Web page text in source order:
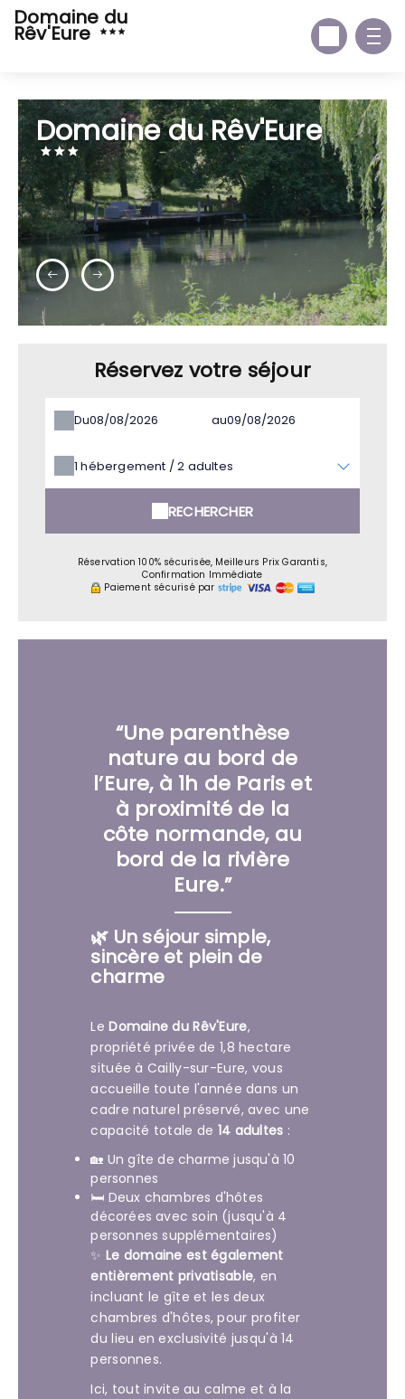
Domaine du
Rêv'Eure
Domaine du Rêv'Eure
Réservez votre séjour
Du au
1hébergement /2 adultes
RECHERCHER
Réservation 100% sécurisée, Meilleurs Prix Garantis,
Confirmation Immédiate
Paiement sécurisé par
“Une parenthèse
nature au bord de
l’Eure, à 1h de Paris et
à proximité de la
côte normande, au
bord de la rivière
Eure.”
🌿 Un séjour simple,
sincère et plein de
charme
LeDomaine du Rêv'Eure,
propriété privée de 1,8 hectare
située à Cailly-sur-Eure, vous
accueille toute l'année dans un
cadre naturel préservé, avec une
capacité totale de 14 adultes :
🏡 Un gîte de charme jusqu'à 10
personnes
🛏️ Deux chambres d'hôtes
décorées avec soin (jusqu'à 4
personnes supplémentaires)
✨ Le domaine est également
entièrement privatisable, en
incluant le gîte et les deux
chambres d'hôtes, pour profiter
du lieu en exclusivité jusqu'à 14
personnes.
Ici, tout invite au calme et à la